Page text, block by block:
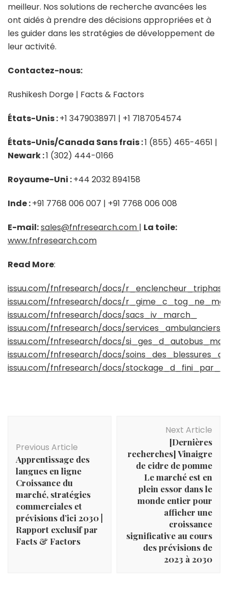
meilleur. Nos solutions de recherche avancées les
ont aidés à prendre des décisions appropriées et à
les guider dans les stratégies de développement de
leur activité.
Contactez-nous:
Rushikesh Dorge | Facts & Factors
États-Unis :+1 3479038971 | +1 7187054574
États-Unis/Canada Sans frais :1 (855) 465-4651 |
Newark :1 (302) 444-0166
Royaume-Uni :+44 2032 894158
Inde :+91 7768 006 007 | +91 7768 006 008
E-mail:sales@fnfresearch.com | La toile:
www.fnfresearch.com
Read More:
issuu.com/fnfresearch/docs/
issuu.com/fnfresearch/docs/
issuu.com/fnfresearch/docs/sacs_iv_march_
issuu.com/fnfresearch/docs/
issuu.com/fnfresearch/docs/
issuu.com/fnfresearch/docs/
issuu.com/fnfresearch/docs/
Previous Article
Apprentissage des
langues en ligne
Croissance du
marché, stratégies
commerciales et
prévisions d’ici 2030 |
Rapport exclusif par
Facts & Factors
Next Article
[Dernières
recherches] Vinaigre
de cidre de pomme
Le marché est en
plein essor dans le
monde entier pour
afficher une
croissance
significative au cours
des prévisions de
2023 à 2030